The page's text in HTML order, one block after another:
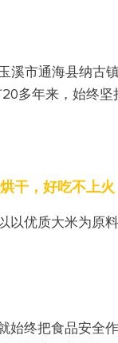
溪市通海县纳古
多年来，始终
干，好吃不上火
以优质大米为原
始终把食品安全